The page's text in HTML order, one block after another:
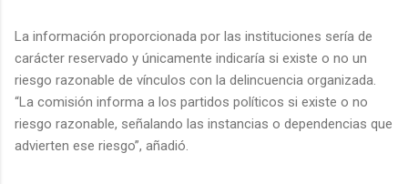
La información proporcionada por las instituciones sería de
carácter reservado y únicamente indicaría si existe o no un
riesgo razonable de vínculos con la delincuencia organizada.
“La comisión informa a los partidos políticos si existe o no
riesgo razonable, señalando las instancias o dependencias que
advierten ese riesgo”, añadió.